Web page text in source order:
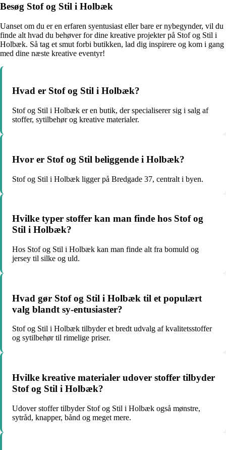
Besøg Stof og Stil i Holbæk
Uanset om du er en erfaren syentusiast eller bare er nybegynder, vil du
finde alt hvad du behøver for dine kreative projekter på Stof og Stil i
Holbæk. Så tag et smut forbi butikken, lad dig inspirere og kom i gang
med dine næste kreative eventyr!
Hvad er Stof og Stil i Holbæk?
Stof og Stil i Holbæk er en butik, der specialiserer sig i salg af
stoffer, sytilbehør og kreative materialer.
Hvor er Stof og Stil beliggende i Holbæk?
Stof og Stil i Holbæk ligger på Bredgade 37, centralt i byen.
Hvilke typer stoffer kan man finde hos Stof og
Stil i Holbæk?
Hos Stof og Stil i Holbæk kan man finde alt fra bomuld og
jersey til silke og uld.
Hvad gør Stof og Stil i Holbæk til et populært
valg blandt sy-entusiaster?
Stof og Stil i Holbæk tilbyder et bredt udvalg af kvalitetsstoffer
og sytilbehør til rimelige priser.
Hvilke kreative materialer udover stoffer tilbyder
Stof og Stil i Holbæk?
Udover stoffer tilbyder Stof og Stil i Holbæk også mønstre,
sytråd, knapper, bånd og meget mere.